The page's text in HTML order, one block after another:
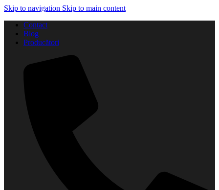
Skip to navigation Skip to main content
Contact
Blog
Producători